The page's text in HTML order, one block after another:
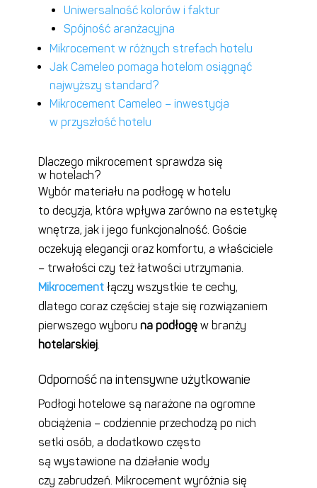
Uniwersalność kolorów i faktur
Spójność aranżacyjna
Mikrocement w różnych strefach hotelu
Jak Cameleo pomaga hotelom osiągnąć
najwyższy standard?
Mikrocement Cameleo – inwestycja
w przyszłość hotelu
Dlaczego mikrocement sprawdza się
w hotelach?
Wybór materiału na podłogę w hotelu
to decyzja, która wpływa zarówno na estetykę
wnętrza, jak i jego funkcjonalność. Goście
oczekują elegancji oraz komfortu, a właściciele
– trwałości czy też łatwości utrzymania.
Mikrocementłączy wszystkie te cechy,
dlatego coraz częściej staje się rozwiązaniem
pierwszego wyboru na podłogęw branży
hotelarskiej.
Odporność na intensywne użytkowanie
Podłogi hotelowe są narażone na ogromne
obciążenia – codziennie przechodzą po nich
setki osób, a dodatkowo często
są wystawione na działanie wody
czy zabrudzeń. Mikrocement wyróżnia się